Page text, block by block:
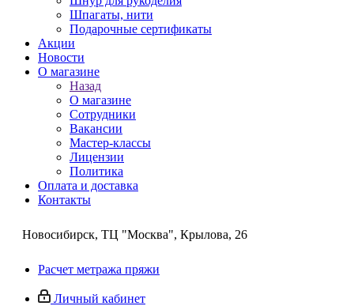
Шпагаты, нити
Подарочные сертификаты
Акции
Новости
О магазине
Назад
О магазине
Сотрудники
Вакансии
Мастер-классы
Лицензии
Политика
Оплата и доставка
Контакты
Новосибирск, ТЦ "Москва", Крылова, 26
Расчет метража пряжи
Личный кабинет